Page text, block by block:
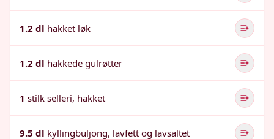
1.2 dl hakket løk
1.2 dl hakkede gulrøtter
1 stilk selleri, hakket
9.5 dl kyllingbuljong, lavfett og lavsaltet